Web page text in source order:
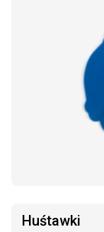
Huśtawki